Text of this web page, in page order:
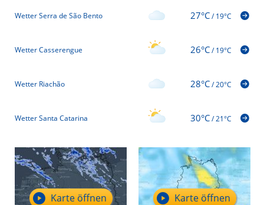
Wetter Serra de São Bento 27°C/19°C
Wetter Casserengue 26°C/19°C
Wetter Riachão 28°C/20°C
Wetter Santa Catarina 30°C/21°C
Karte öffnen Karte öffnen